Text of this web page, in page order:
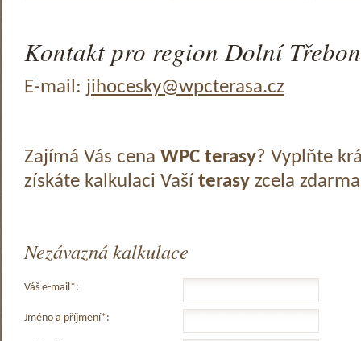
Kontakt pro region Dolní
E-mail: jihocesky@wpcterasa.cz
Zajímá Vás cena WPC terasy? Vyplňte
získáte kalkulaci Vaší terasyzcela
Nezávazná kalkulace
Váš e-mail*:
Jméno a příjmení*: